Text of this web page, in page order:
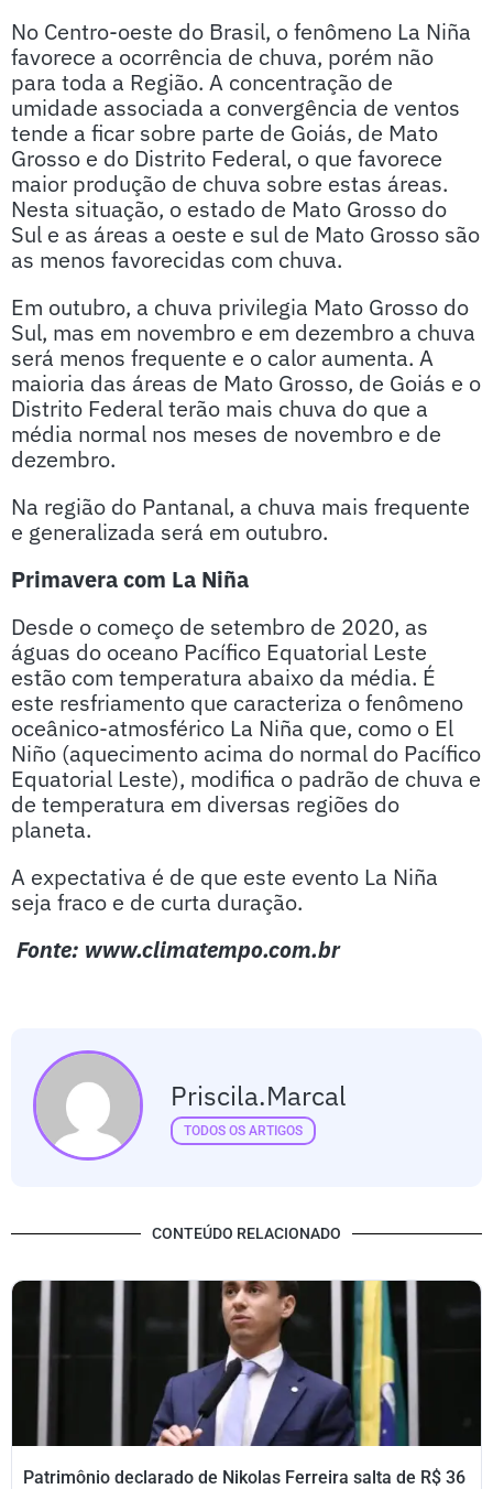
No Centro-oeste do Brasil, o fenômeno La Niña
favorece a ocorrência de chuva, porém não
para toda a Região. A concentração de
umidade associada a convergência de ventos
tende a ficar sobre parte de Goiás, de Mato
Grosso e do Distrito Federal, o que favorece
maior produção de chuva sobre estas áreas.
Nesta situação, o estado de Mato Grosso do
Sul e as áreas a oeste e sul de Mato Grosso são
as menos favorecidas com chuva.
Em outubro, a chuva privilegia Mato Grosso do
Sul, mas em novembro e em dezembro a chuva
será menos frequente e o calor aumenta. A
maioria das áreas de Mato Grosso, de Goiás e o
Distrito Federal terão mais chuva do que a
média normal nos meses de novembro e de
dezembro.
Na região do Pantanal, a chuva mais frequente
e generalizada será em outubro.
Primavera com La Niña
Desde o começo de setembro de 2020, as
águas do oceano Pacífico Equatorial Leste
estão com temperatura abaixo da média. É
este resfriamento que caracteriza o fenômeno
oceânico-atmosférico La Niña que, como o El
Niño (aquecimento acima do normal do Pacífico
Equatorial Leste), modifica o padrão de chuva e
de temperatura em diversas regiões do
planeta.
A expectativa é de que este evento La Niña
seja fraco e de curta duração.
Fonte: www.climatempo.com.br
Priscila.marcal
TODOS OS ARTIGOS
CONTEÚDO RELACIONADO
Patrimônio declarado de Nikolas Ferreira salta de R$ 36